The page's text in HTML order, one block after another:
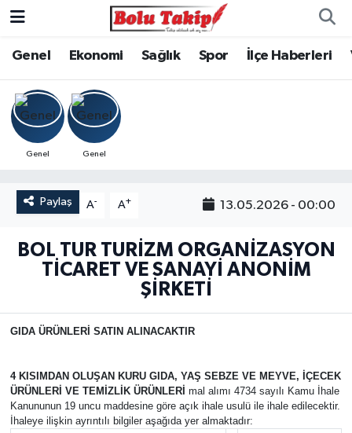
Genel Ekonomi Sağlık Spor İlçe Haberleri
Genel Genel
Paylaş A- A+ 13.05.2026 - 00:00
BOL TUR TURİZM ORGANİZASYON
TİCARET VE SANAYİ ANONİM
ŞİRKETİ
GIDA ÜRÜNLERİ SATIN ALINACAKTIR
4 KISIMDAN OLUŞAN KURU GIDA, YAŞ SEBZE VE MEYVE, İÇECEK
ÜRÜNLERİ VE TEMİZLİK ÜRÜNLERİ mal alımı 4734 sayılı Kamu İhale
Kanununun 19 uncu maddesine göre açık ihale usulü ile ihale edilecektir.
İhaleye ilişkin ayrıntılı bilgiler aşağıda yer almaktadır: